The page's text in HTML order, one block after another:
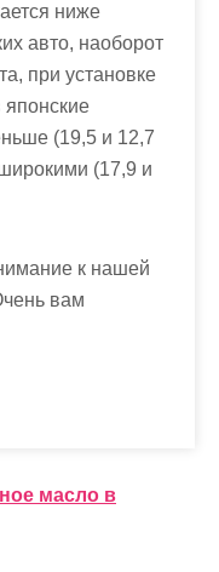
ниже
авто, наоборот
при установке
японские
(19,5 и 12,7
(17,9 и
к нашей
вам
масло в